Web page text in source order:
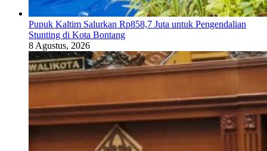
Pupuk Kaltim Salurkan Rp858,7 Juta untuk Pengendalian
Stunting di Kota Bontang
8 Agustus, 2026